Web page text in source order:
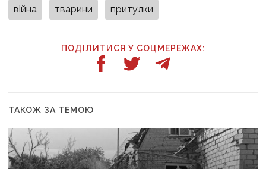
війна тварини притулки
ПОДІЛИТИСЯ У СОЦМЕРЕЖАХ:
ТАКОЖ ЗА ТЕМОЮ